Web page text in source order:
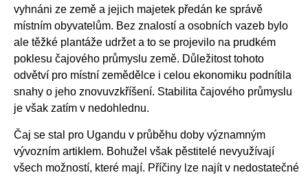
vyhnáni ze země a jejich majetek předán ke správě
místním obyvatelům. Bez znalostí a osobních vazeb bylo
ale těžké plantáže udržet a to se projevilo na prudkém
poklesu čajového průmyslu země. Důležitost tohoto
odvětví pro místní zemědělce i celou ekonomiku podnítila
snahy o jeho znovuvzkříšení. Stabilita čajového průmyslu
je však zatím v nedohlednu.
Čaj se stal pro Ugandu v průběhu doby významným
vývozním artiklem. Bohužel však pěstitelé nevyužívají
všech možností, které mají. Příčiny lze najít v nedostatečné